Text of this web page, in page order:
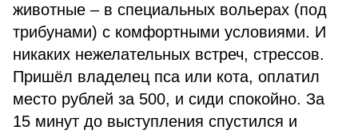
животные – в специальных вольерах (под
трибунами) с комфортными условиями. И
никаких нежелательных встреч, стрессов.
Пришёл владелец пса или кота, оплатил
место рублей за 500, и сиди спокойно. За
15 минут до выступления спустился и